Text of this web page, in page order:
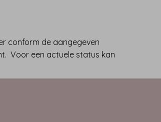
conform de aangegeven
Voor een actuele status kan